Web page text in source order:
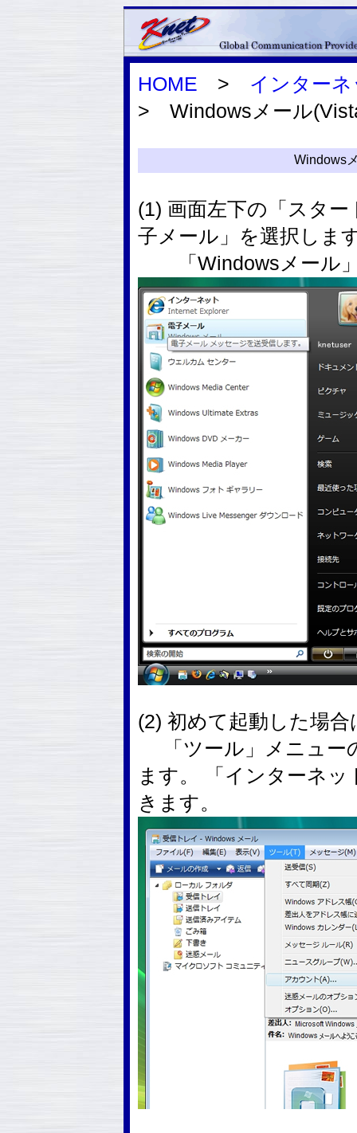
HOME > インター
> Windowsメール
Windows
(1) 画面左下の「スタ
子メール」を選択しま
「Windowsメール」
(2) 初めて起動した場
「ツール」メニュー
ます。 「インターネ
きます。